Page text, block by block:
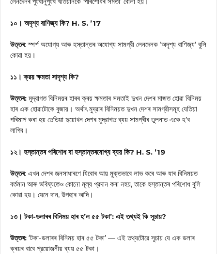
১০। অদৃশ্য বাণিজ্য কি? H. S. ’17
উত্তৰ: স্পর্শ অযোগ্য আৰু হস্তান্তৰ অযোগ্য সামগ্রী লেনদেনক ‘অদৃশ্য বাণিজ্য’ বুলি
কোৱা হয়।
১১। ক্রয় ক্ষমতা সাদৃশ্য কি?
উত্তৰ: মুদ্রাগত বিনিময়ৰ হাৰৰ ক্ৰয় ক্ষমতাৰ সমতাই দুখন দেশৰ মাজত হোৱা বিনিময়
হাৰ এক হোৱাটোকে বুজায়। অর্থাৎ মুদ্রাৰ বিনিময়ত দুখন দেশৰ সামগ্রীসমূহ যেতিয়া
পৰিমাপ কৰা হয় তেতিয়া দুয়োখন দেশৰ মুদ্রাগত ব্যয় সামগ্ৰীৰ তুলনাত একে হ’ব
লাগিব।
১২। হস্তান্তৰ পৰিশোধ বা হস্তান্তৰযোগ্য ব্যয় কি? H. S. ’19
উত্তৰ: এখন দেশৰ জনসাধাৰণে যিবোৰ আয় মুক্তভাবে লাভ কৰে আৰু যাৰ বিনিময়ত
বৰ্তমান আৰু ভবিষ্যতেও কোনো মূল্য প্রদান কৰা নহয়, তাকে হস্তান্তৰ পৰিশোধ বুলি
কোৱা হয়। যেনে দান, উপহাৰ আদি।
১৩। টকা-ডলাৰৰ বিনিময় হাৰ হ’ল ৫৫ টকা’: এই তথ্যই কি সূচায়?
উত্তৰ: ‘টকা-ডলাৰৰ বিনিময় হাৰ ৫৫ টকা’ — এই তথ্যটোৱে সূচায় যে এক ডলাৰ
ক্ৰয়ৰ বাবে প্রয়োজনীয় ব্যয় ৫৫ টকা।